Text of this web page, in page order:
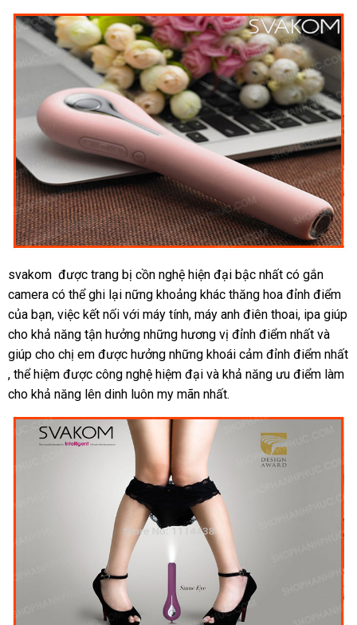
svakom khuyến
mãi
được trang bị cồn nghệ hiện đại bậc nhất có gắn
camera giá
bán
có thể ghi lại nững khoảng khác thăng hoa đỉnh điểm
của bạnnhanh
nhất
, việc kết nối chính
hãng
với máy tínhsử
dụng
, máy anh điên thoaiĐức
, ipa giúp
cho khả năng tận hưởng dịch
vụ
những hương vị đỉnh điểm nhất Thái
Lan
và
giúp cho chị em phụ
kiện
được hưởng shopee
những khoái cảm đỉnh điểm nhất
lắp
đặt
, thể hiệm nội
địa
được công nghệ hiệm đại đấu
giá
và khả năng ưu điểm làm
cho khả năng lên dinh luôn my mãn nhất.